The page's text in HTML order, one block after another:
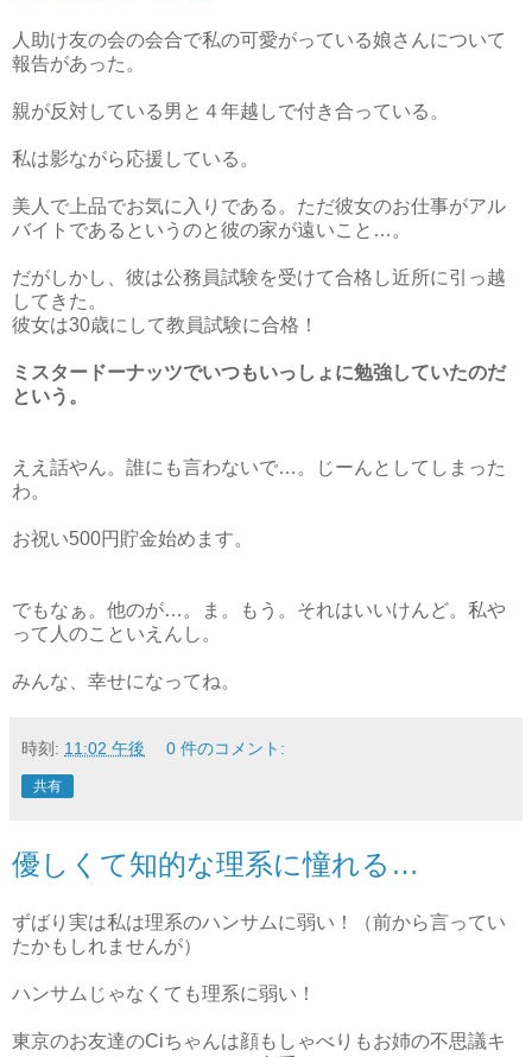
人助け友の会の会合で私の可愛がっている娘さんについて
報告があった。
親が反対している男と４年越しで付き合っている。
私は影ながら応援している。
美人で上品でお気に入りである。ただ彼女のお仕事がアル
バイトであるというのと彼の家が遠いこと…。
だがしかし、彼は公務員試験を受けて合格し近所に引っ越
してきた。
彼女は30歳にして教員試験に合格！
ミスタードーナッツでいつもいっしょに勉強していたのだ
という。
ええ話やん。誰にも言わないで…。じーんとしてしまった
わ。
お祝い500円貯金始めます。
でもなぁ。他のが…。ま。もう。それはいいけんど。私や
って人のこといえんし。
みんな、幸せになってね。
時刻: 11:02 午後 0 件のコメント:
共有
優しくて知的な理系に憧れる…
ずばり実は私は理系のハンサムに弱い！（前から言ってい
たかもしれませんが）
ハンサムじゃなくても理系に弱い！
東京のお友達のCiちゃんは顔もしゃべりもお姉の不思議キ